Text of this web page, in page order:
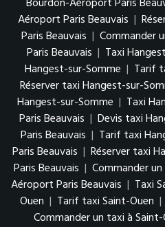
Bourdon-Aéroport Paris
Aéroport Paris Beauvais |
Paris Beauvais | Commander
Paris Beauvais | Taxi
Hangest-sur-Somme | Tarif
Réserver taxi Hangest-sur-
Hangest-sur-Somme | Taxi
Paris Beauvais | Devis taxi
Paris Beauvais | Tarif taxi
Paris Beauvais | Réserver taxi
Paris Beauvais | Commander
Aéroport Paris Beauvais | Taxi
Ouen | Tarif taxi Saint-Ouen |
Commander un taxi à Saint-